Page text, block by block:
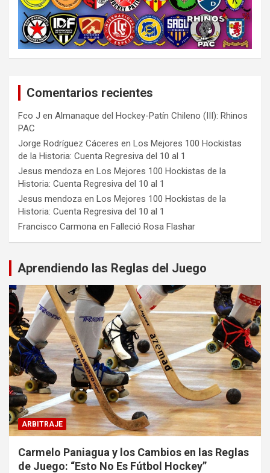
Comentarios recientes
Fco J en Almanaque del Hockey-Patín Chileno (III): Rhinos
PAC
Jorge Rodríguez Cáceres en Los Mejores 100 Hockistas
de la Historia: Cuenta Regresiva del 10 al 1
Jesus mendoza en Los Mejores 100 Hockistas de la
Historia: Cuenta Regresiva del 10 al 1
Jesus mendoza en Los Mejores 100 Hockistas de la
Historia: Cuenta Regresiva del 10 al 1
Francisco Carmona en Falleció Rosa Flashar
Aprendiendo las Reglas del Juego
ARBITRAJE
Carmelo Paniagua y los Cambios en las Reglas
de Juego: “Esto No Es Fútbol Hockey”